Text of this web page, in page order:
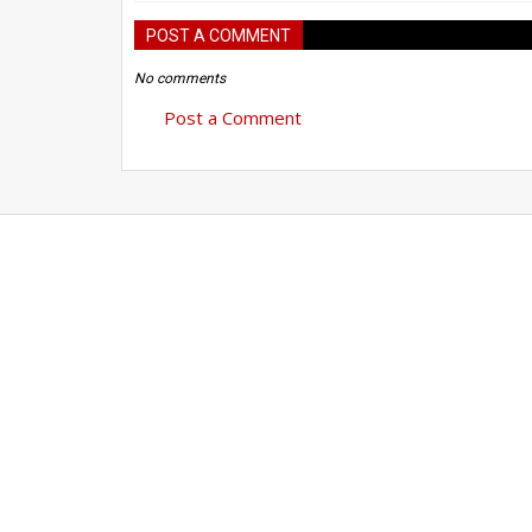
POST A COMMENT
No comments
Post a Comment